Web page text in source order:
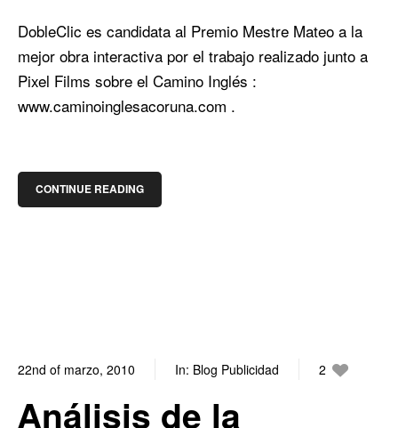
DobleClic es candidata al Premio Mestre Mateo a la
mejor obra interactiva por el trabajo realizado junto a
Pixel Films sobre el Camino Inglés :
www.caminoinglesacoruna.com .
CONTINUE READING
22nd of marzo, 2010 In: Blog Publicidad
2
Análisis de la